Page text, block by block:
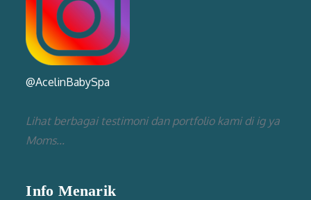
@AcelinBabySpa
Lihat berbagai testimoni dan portfolio kami di ig ya
Moms...
Info Menarik